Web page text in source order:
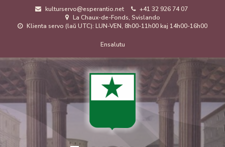
kulturservo@esperantio.net
+41 32 926 74 07
La Chaux-de-Fonds, Svislando
Klienta servo (laŭ UTC): LUN-VEN, 8h00-11h00 kaj 14h00-16h00
de
uzanto
Ensalutu